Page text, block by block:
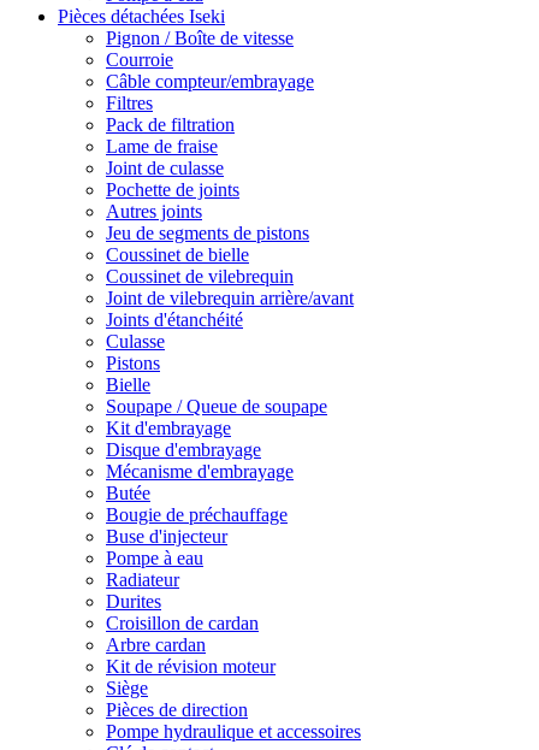
Pièces détachées Iseki
Pignon / Boîte de vitesse
Courroie
Câble compteur/embrayage
Filtres
Pack de filtration
Lame de fraise
Joint de culasse
Pochette de joints
Autres joints
Jeu de segments de pistons
Coussinet de bielle
Coussinet de vilebrequin
Joint de vilebrequin arrière/avant
Joints d'étanchéité
Culasse
Pistons
Bielle
Soupape / Queue de soupape
Kit d'embrayage
Disque d'embrayage
Mécanisme d'embrayage
Butée
Bougie de préchauffage
Buse d'injecteur
Pompe à eau
Radiateur
Durites
Croisillon de cardan
Arbre cardan
Kit de révision moteur
Siège
Pièces de direction
Pompe hydraulique et accessoires